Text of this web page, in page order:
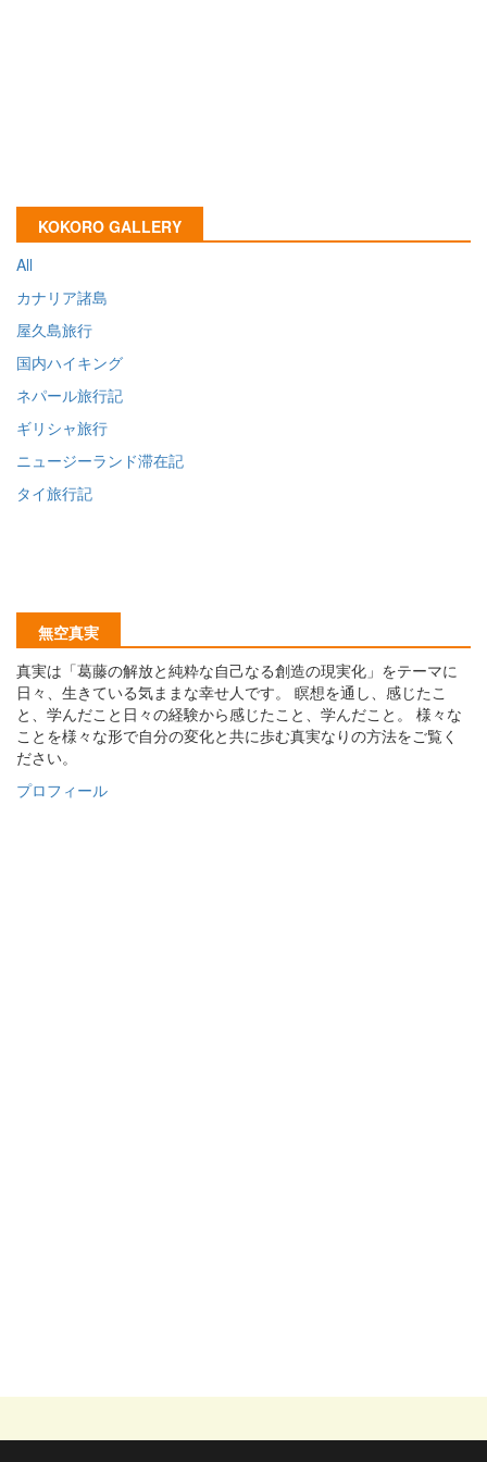
KOKORO GALLERY
All
カナリア諸島
屋久島旅行
国内ハイキング
ネパール旅行記
ギリシャ旅行
ニュージーランド滞在記
タイ旅行記
無空真実
真実は「葛藤の解放と純粋な自己なる創造の現実化」をテーマに
日々、生きている気ままな幸せ人です。 瞑想を通し、感じたこ
と、学んだこと日々の経験から感じたこと、学んだこと。 様々な
ことを様々な形で自分の変化と共に歩む真実なりの方法をご覧く
ださい。
プロフィール